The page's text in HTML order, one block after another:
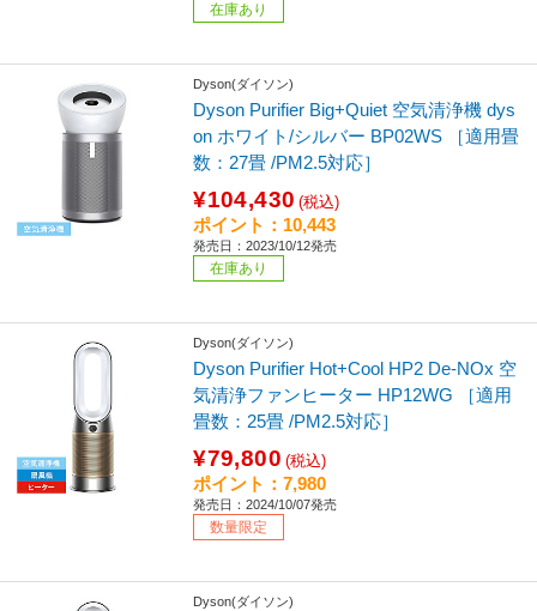
在庫あり
Dyson(ダイソン)
Dyson Purifier Big+Quiet 空気清浄機 dys
on ホワイト/シルバー BP02WS ［適用畳
数：27畳 /PM2.5対応］
¥104,430 (税込)
ポイント：10,443
発売日：2023/10/12発売
在庫あり
Dyson(ダイソン)
Dyson Purifier Hot+Cool HP2 De-NOx 空
気清浄ファンヒーター HP12WG ［適用
畳数：25畳 /PM2.5対応］
¥79,800 (税込)
ポイント：7,980
発売日：2024/10/07発売
数量限定
Dyson(ダイソン)